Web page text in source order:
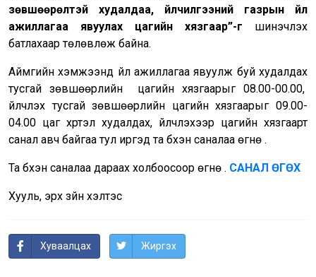
зөвшөөрөлтэй худалдаа, үйлчилгээний газрын үйл
ажиллагаа явуулах цагийн хязгаар”-г шинэчлэх
батлахаар төлөвлөж байна.
Аймгийн хэмжээнд үйл ажиллагаа явуулж буй худалдах
тусгай зөвшөөрлийн цагийн хязгаарыг 08.00-00.00,
үйлчлэх тусгай зөвшөөрлийн цагийн хязгаарыг 09.00-
04.00 цаг хүртэл худалдах, үйлчлэхээр цагийн хязгаарт
санал авч байгаа тул иргэд та бүхэн саналаа өгнө үү.
Та бүхэн саналаа дараах холбоосоор өгнө үү. САНАЛ ӨГӨХ
Хууль, эрх зүйн хэлтэс
Хуваалцах Жиргэх